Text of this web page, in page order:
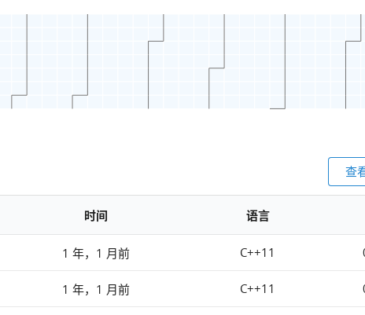
查
时间 语言
1 年，1 月前 C++11
1 年，1 月前 C++11